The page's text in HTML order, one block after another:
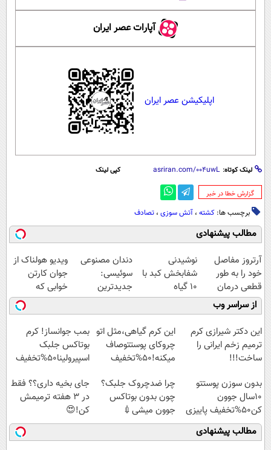
آپارات عصر ایران
اپلیکیشن عصر ایران
لینک کوتاه: کپی لینک
‌گزارش خطا در خبر
برچسب ها: کشته ، آتش سوزی ، تصادف
مطالب پیشنهادی
آرتروز مفاصل
خود را به طور
قطعی درمان
کنید!
◗پرسش‌نامه◖
نوشیدنی
شفابخش کبد با
10 گیاه
موثر(تخفیف تا
امشب)
دندان مصنوعی
سوئیسی:
جدیدترین
فناوری اروپا،
سبک و مقاوم |
پرداخت قسطی
ویدیو هولناک از
جوان کارتن
خوابی که
میلیاردر شد.
آموزش رایگان
از سراسر وب
این دکتر شیرازی کرم
ترمیم زخم ایرانی را
ساخت!!!
این کرم گیاهی،مثل اتو
چروکای پوستتوصاف
میکنه!50%تخفیف
بمب جوانساز! کرم
بوتاکس جلبک
اسپیرولینا50%تخفیف
بدون سوزن پوستتو
10سال جوون
کن50%تخفیف پاییزی
چرا ضدچروک جلبک؟
چون بدون بوتاکس
جوون میشی💉
۴۰٪تخفیف
جای بخیه داری؟؟ فقط
در 3 هفته ترمیمش
کن!😍
مطالب پیشنهادی